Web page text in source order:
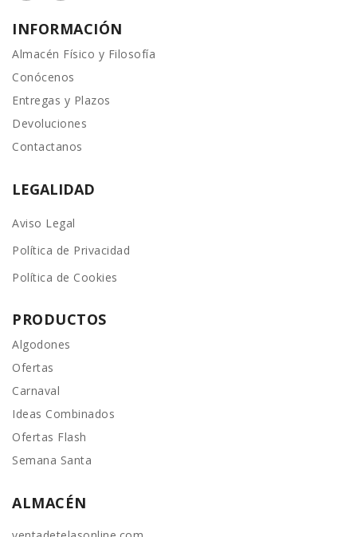
INFORMACIÓN
Almacén Físico y Filosofía
Conócenos
Entregas y Plazos
Devoluciones
Contactanos
LEGALIDAD
Aviso Legal
Política de Privacidad
Política de Cookies
PRODUCTOS
Algodones
Ofertas
Carnaval
Ideas Combinados
Ofertas Flash
Semana Santa
ALMACÉN